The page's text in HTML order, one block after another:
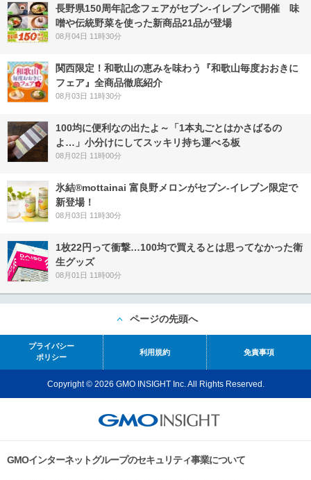
長野県150周年記念フェアがセブン-イレブンで開催 味
噌や伝統野菜を使った新商品21品が登場
08月04日 11時30分
関西限定！和歌山の恵みを味わう『和歌山毎度おおきに
フェア』全商品徹底紹介
08月03日 11時30分
100均に便利なの出たよ～「1本丸ごとはかさばるの
よ…」小分けにしてスッキリ持ち運べる板
08月02日 11時00分
氷結®mottainai 富良野メロンがセブン‐イレブン限定で
新登場！
08月03日 11時30分
1枚22円って衝撃…100均で買えるとは思ってなかった衛
生グッズ
08月01日 11時00分
ページの先頭へ
プライバシー
ポリシー
利用規約 免責事項
Copyright © 2026 GMO INSIGHT Inc. All Rights Reserved.
GMOインターネットグループのセキュリティ事業について